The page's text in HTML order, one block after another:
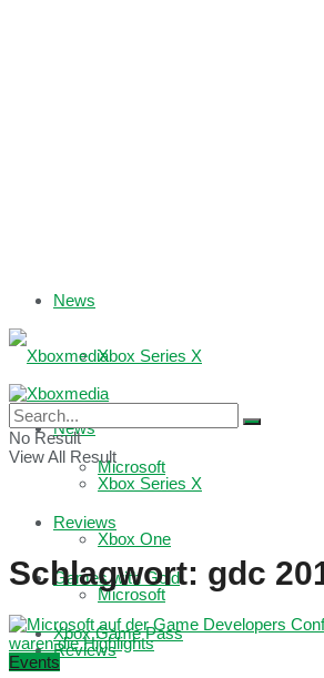
News
Xbox Series X
Microsoft
Reviews
Games with Gold
Xbox Game Pass
News
Xbox Series X
Xbox One
Microsoft
Reviews
No Result
View All Result
Schlagwort: gdc
Events